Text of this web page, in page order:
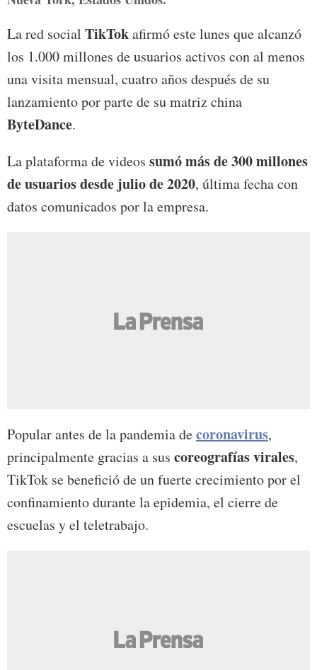
La red social TikTokafirmó este lunes que alcanzó
los 1.000 millones de usuarios activos con al menos
una visita mensual, cuatro años después de su
lanzamiento por parte de su matriz china
ByteDance.
La plataforma de videos sumó más de 300 millones
de usuarios desde julio de 2020, última fecha con
datos comunicados por la empresa.
Popular antes de la pandemia decoronavirus,
principalmente gracias a sus coreografías virales,
TikTok se benefició de un fuerte crecimiento por el
confinamiento durante la epidemia, el cierre de
escuelas y el teletrabajo.